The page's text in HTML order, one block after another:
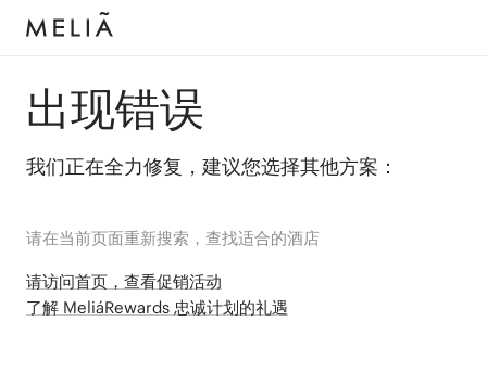
出现错误
我们正在全力修复，建议您选择其他方案：
请在当前页面重新搜索，查找适合的酒店
请访问首页，查看促销活动
了解 MeliáRewards 忠诚计划的礼遇